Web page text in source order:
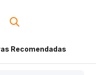
Recomendadas